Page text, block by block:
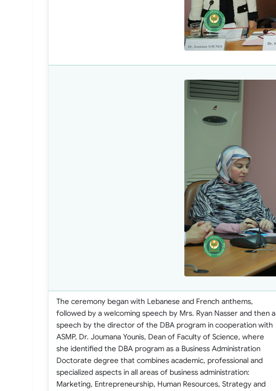
The ceremony began with Lebanese and French anthems,
followed by a welcoming speech by Mrs. Ryan Nasser and then a
speech by the director of the DBA program in cooperation with
ASMP, Dr. Joumana Younis, Dean of Faculty of Science, where
she identified the DBA program as a Business Administration
Doctorate degree that combines academic, professional and
specialized aspects in all areas of business administration:
Marketing, Entrepreneurship, Human Resources, Strategy and